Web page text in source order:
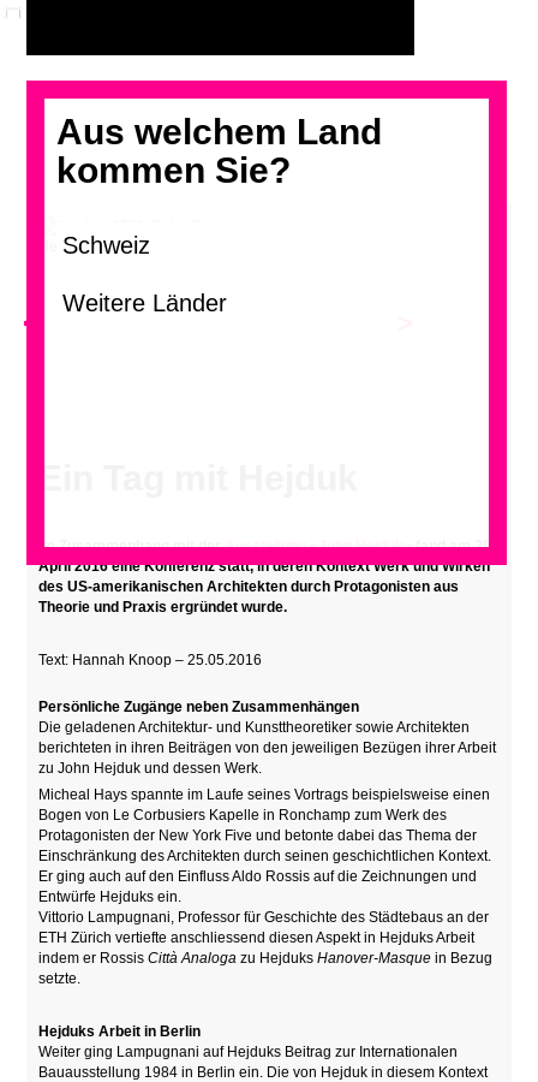
Aus welchem Land
kommen Sie?
Hejduk, 1991 (Foto: Gampe)
<
Im Zusammenhang mit derAusstellung «John Hejduk»fand am 28.
April 2016 eine Konferenz statt, in deren KontextWerk und Wirken
des US-amerikanischen Architekten durch Protagonisten aus
Theorie und Praxis ergründet wurde.
Text: Hannah Knoop – 25.05.2016
Persönliche Zugänge neben Zusammenhängen
Die geladenen Architektur- und Kunsttheoretiker sowie Architekten
berichteten in ihren Beiträgen von den jeweiligen Bezügen ihrer Arbeit
zu John Hejduk und dessen Werk.
Micheal Hays spannte im Laufe seines Vortrags beispielsweise einen
Bogen von Le Corbusiers Kapelle in Ronchamp zum Werk des
Protagonisten der New York Five und betonte dabei das Thema der
Einschränkung des Architekten durch seinen geschichtlichen Kontext.
Er ging auch auf den Einfluss Aldo Rossis auf die Zeichnungen und
Entwürfe Hejduks ein.
Vittorio Lampugnani, Professor für Geschichte des Städtebaus an der
ETH Zürich vertiefte anschliessend diesen Aspekt in Hejduks Arbeit
indem er RossisCittà Analoga zu HejduksHanover-Masque in Bezug
setzte.
Hejduks Arbeit in Berlin
Weiter ging Lampugnani auf Hejduks Beitrag zur Internationalen
Bauausstellung 1984 in Berlin ein. Die von Hejduk in diesem Kontext